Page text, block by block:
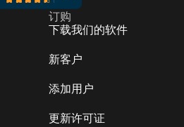
订购
下载我们的软件
新客户
添加用户
更新许可证